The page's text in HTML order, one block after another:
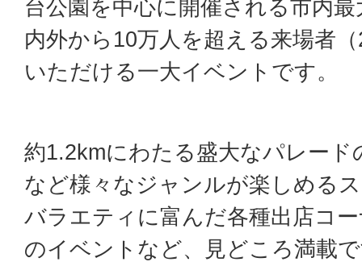
台公園を中心に開催される市内
内外から10万人を超える来場者
いただける一大イベントです。
約1.2kmにわたる盛大なパレー
など様々なジャンルが楽しめる
バラエティに富んだ各種出店コ
のイベントなど、見どころ満載